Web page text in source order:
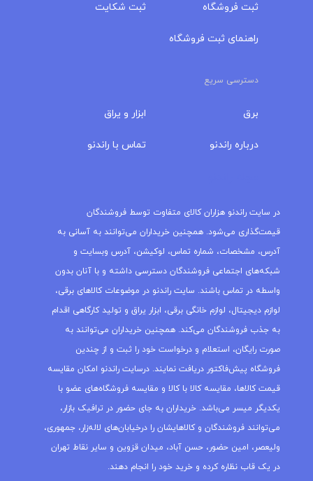
ثبت فروشگاه
راهنمای ثبت فروشگاه
ثبت شکایت
دسترسی سریع
برق
درباره‌ راندنو
ابزار و یراق
تماس با راندنو
در سایت راندنو هزاران کالای متفاوت توسط فروشندگان
قیمت‌گذاری می‌شود. همچنین خریداران می‌توانند به آسانی به
آدرس، مشخصات، شماره تماس، لوکیشن، آدرس وبسایت و
شبکه‌های اجتماعی فروشندگان دسترسی داشته و با آنان بدون
واسطه در تماس باشند. سایت راندنو در موضوعات کالاهای برقی،
لوازم دیجیتال، لوازم خانگی برقی، ابزار یراق و تولید کارگاهی اقدام
به جذب فروشندگان می‌کند. همچنین خریداران می‌توانند به
صورت رایگان، استعلام و درخواست خود را ثبت و از چندین
فروشگاه پیش‌فاکتور دریافت نمایند. درسایت راندنو امکان مقایسه
قیمت کالاها، مقایسه کالا با کالا و مقایسه فروشگاه‌های عضو با
یکدیگر میسر می‌باشد. خریداران به جای حضور در ترافیک بازار،
می‌توانند فروشندگان و کالاهایشان را درخیابان‌های لاله‌زار، جمهوری،
ولیعصر، امین حضور، حسن آباد، میدان قزوین و سایر نقاط تهران
در یک قاب نظاره کرده و خرید خود را انجام دهند.